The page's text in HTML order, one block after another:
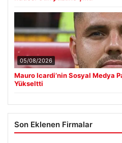
05/08/2026
Mauro Icardi’nin Sosyal Medya
Yükseltti
Son Eklenen Firmalar